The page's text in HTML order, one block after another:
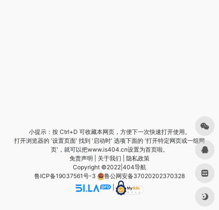
小提示：按 Ctrl+D 可收藏本网页，方便下一次快速打开使用。
打开浏览器的 '设置页面' 找到 '启动时' 选项下面的 '打开特定网页或一组网
页'，就可以把www.is404.cn设置为首页啦。
免责声明
关于我们
隐私政策
Copyright ©2022| 404导航
鲁ICP备19037561号-3
鲁公网安备37020202370328
|